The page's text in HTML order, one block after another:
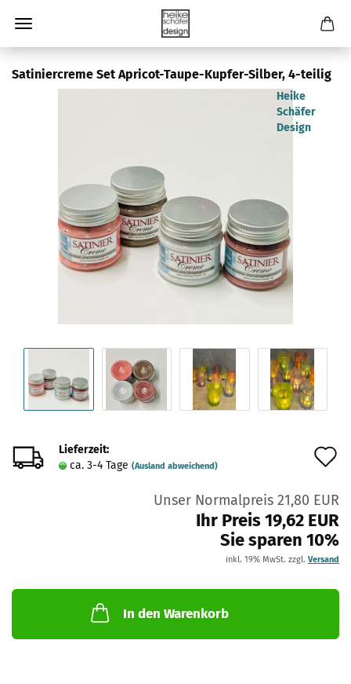
Satiniercreme Set Apricot-Taupe-Kupfer-Silber, 4-teilig
Heike
Schäfer
Design
Lieferzeit:
ca. 3-4 Tage (Ausland abweichend)
Unser Normalpreis 21,80 EUR
Ihr Preis 19,62 EUR
Sie sparen 10%
inkl. 19% MwSt. zzgl. Versand
In den Warenkorb